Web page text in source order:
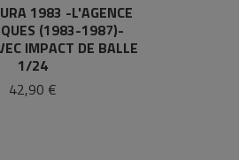
1983 -L'AGENCE
(1983-1987)-
IMPACT DE BALLE
1/24
42,90 €